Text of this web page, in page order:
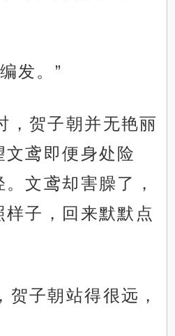
发。”
，贺子朝并无艳丽
鸢即便身处险
文鸢却害臊了，
子，回来默默点
贺子朝站得很远，